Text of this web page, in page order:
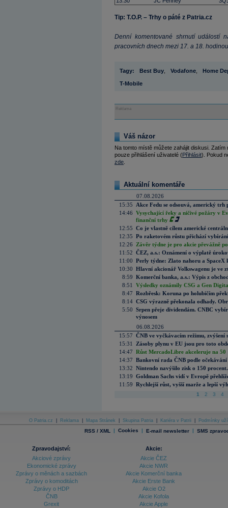
Tip: T.O.P. – Trhy o páté z Patria.cz
Denní komentované shrnutí událostí
pracovních dnech mezi 17. a 18.
Tagy: Best Buy Vodafone Home
T-Mobile
Reklama
Váš názor
Na tomto místě můžete zahájit diskusi.
pouze přihlášení uživatelé (Přihlásit). Pokud
zde
Aktuální komentáře
07.08.2026
15:35
Akce Fedu se odsouvá, americký
14:46 Vysychající řeky a ničivé požáry v
finanční trhy
12:55 Co je vlastně cílem americké
12:35 Po raketovém růstu přichází
12:26
Závěr týdne je pro akcie převážně
11:52 ČEZ, a.s.: Oznámení o výplatě
11:00 Perly týdne: Zlato nahoru a SpaceX
10:30 Hlavní akcionář Volkswagenu je ve
8:59 Komerční banka, a.s.: Výpis z
8:51
Výsledky oznámily CSG a Gen
8:47 Rozbřesk: Koruna po holubičím
8:14 CSG výrazně překonala odhady.
5:50 Srpen přeje dividendám. CNBC
výnosem
06.08.2026
15:57 ČNB ve vyčkávacím režimu, zvýšení
15:31
Zásoby plynu v EU jsou pro toto
14:47 Růst MercadoLibre akceleruje na
14:37 Bankovní rada ČNB podle
13:32 Nintendo navýšilo zisk o 150
13:19 Goldman Sachs vidí v Evropě
11:59 Rychlejší růst, vyšší marže a lepší
1 2 3 4
O Patria.cz Reklama Mapa Stránek Skupina Patria Kariéra v Patrii Podmínky
RSS / XML | Cookies | E-mail newsletter | SMS
Zpravodajství:
Akciové zprávy
Ekonomické zprávy
Zprávy o měnách a sazbách
Zprávy o komoditách
Zprávy o HDP
ČNB
Grexit
Akcie:
Akcie ČEZ
Akcie NWR
Akcie Komerční banka
Akcie Erste Bank
Akcie O2
Akcie Kofola
Akcie Apple